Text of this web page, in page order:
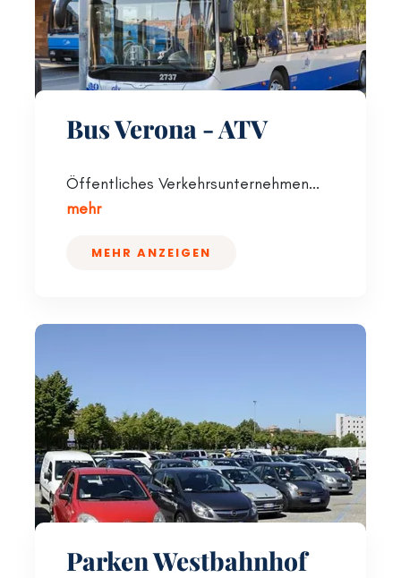
Bus Verona - ATV
Öffentliches Verkehrsunternehmen...
mehr
MEHR ANZEIGEN
Parken Westbahnhof